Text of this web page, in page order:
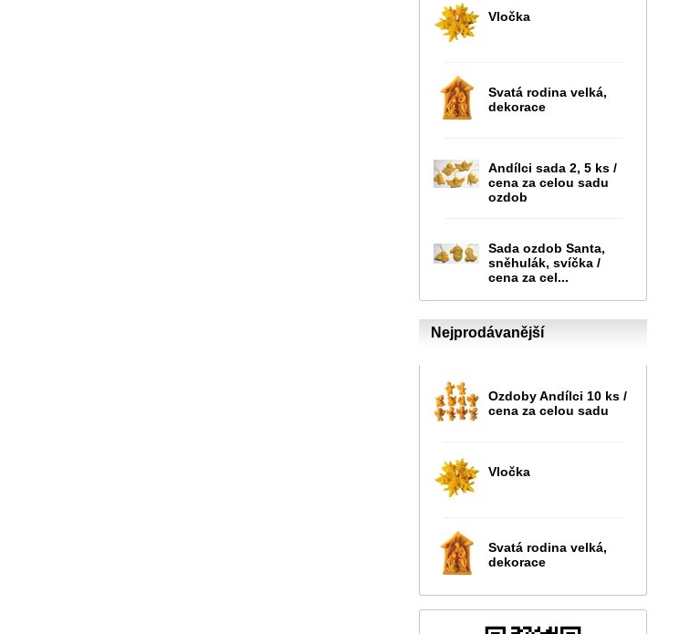
Vločka
Svatá rodina velká,
dekorace
Andílci sada 2, 5 ks /
cena za celou sadu
ozdob
Sada ozdob Santa,
sněhulák, svíčka /
cena za cel...
Nejprodávanější
Ozdoby Andílci 10 ks /
cena za celou sadu
Vločka
Svatá rodina velká,
dekorace